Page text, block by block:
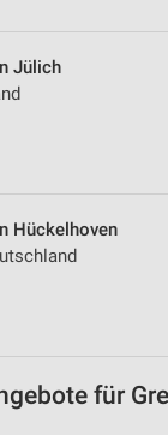
Jülich
Hückelhoven
für
oder
von Inhalten